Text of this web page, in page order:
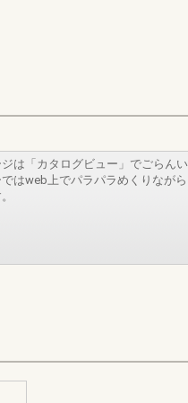
は「カタログビュー」でごらん
はweb上でパラパラめくりなが